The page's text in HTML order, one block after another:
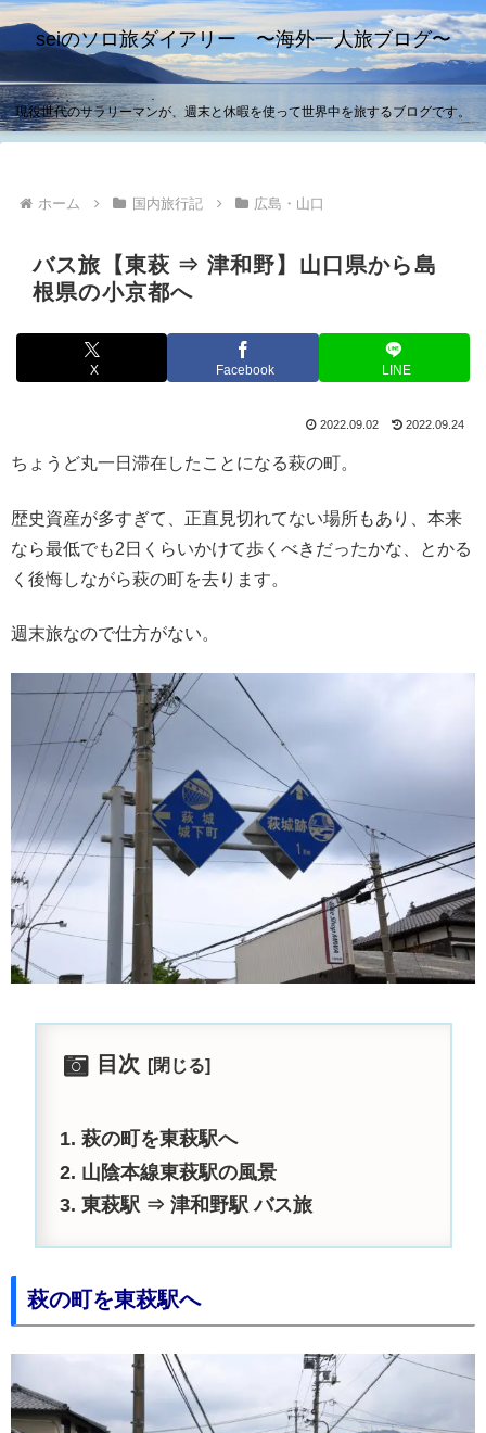
seiのソロ旅ダイアリー 〜海外一人旅ブログ〜
現役世代のサラリーマンが、週末と休暇を使って世界中を旅するブログです。
ホーム 国内旅行記 広島・山口
バス旅【東萩 ⇒ 津和野】山口県から島
根県の小京都へ
X Facebook LINE
2022.09.02 2022.09.24
ちょうど丸一日滞在したことになる萩の町。
歴史資産が多すぎて、正直見切れてない場所もあり、本来
なら最低でも2日くらいかけて歩くべきだったかな、とかる
く後悔しながら萩の町を去ります。
週末旅なので仕方がない。
目次
萩の町を東萩駅へ
山陰本線東萩駅の風景
東萩駅 ⇒ 津和野駅 バス旅
萩の町を東萩駅へ